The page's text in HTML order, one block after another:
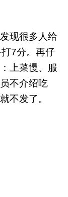
现很多人给
7分。再仔
上菜慢、服
不介绍吃
不发了。